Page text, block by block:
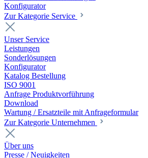
Konfigurator
Zur Kategorie Service
Unser Service
Leistungen
Sonderlösungen
Konfigurator
Katalog Bestellung
ISO 9001
Anfrage Produktvorführung
Download
Wartung / Ersatzteile mit Anfrageformular
Zur Kategorie Unternehmen
Über uns
Presse / Neuigkeiten